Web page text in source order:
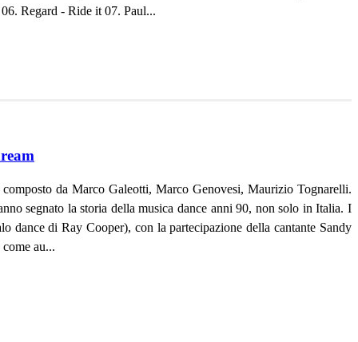
Regard - Ride it 07. Paul...
da Marco Galeotti, Marco Genovesi, Maurizio Tognarelli.
segnato la storia della musica dance anni 90, non solo in Italia. I
di Ray Cooper), con la partecipazione della cantante Sandy
au...